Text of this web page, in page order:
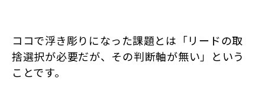
ココで浮き彫りになった課題とは 「リードの取
捨選択が必要だが、その判断軸が無い」という
ことです。